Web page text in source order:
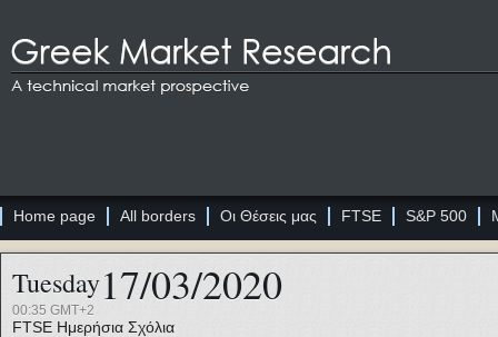
Home page All borders Οι Θέσεις μας FTSE S&P 500
Tuesday17/03/2020
00:35 GMT+2
FTSE Ημερήσια Σχόλια